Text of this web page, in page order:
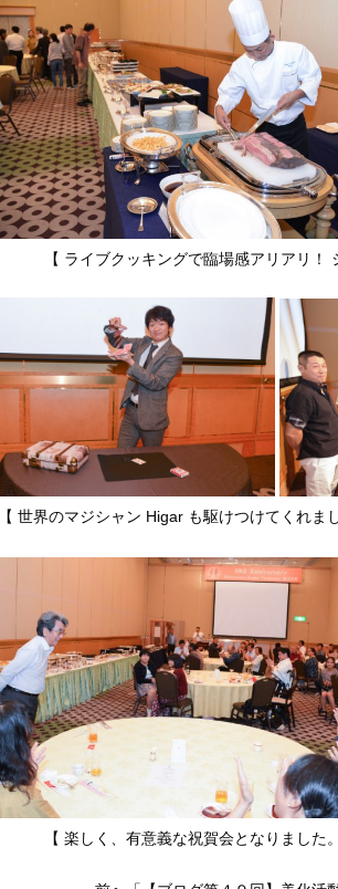
ライブクッキングで臨場感アリアリ！ シ
界のマジシャン Higar も駆けつけてくれま
楽しく、有意義な祝賀会となりました。ま